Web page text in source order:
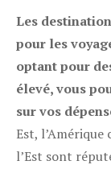
Les
pour les
optant pour
élevé, vous
sur vos
Est,
l’Est sont